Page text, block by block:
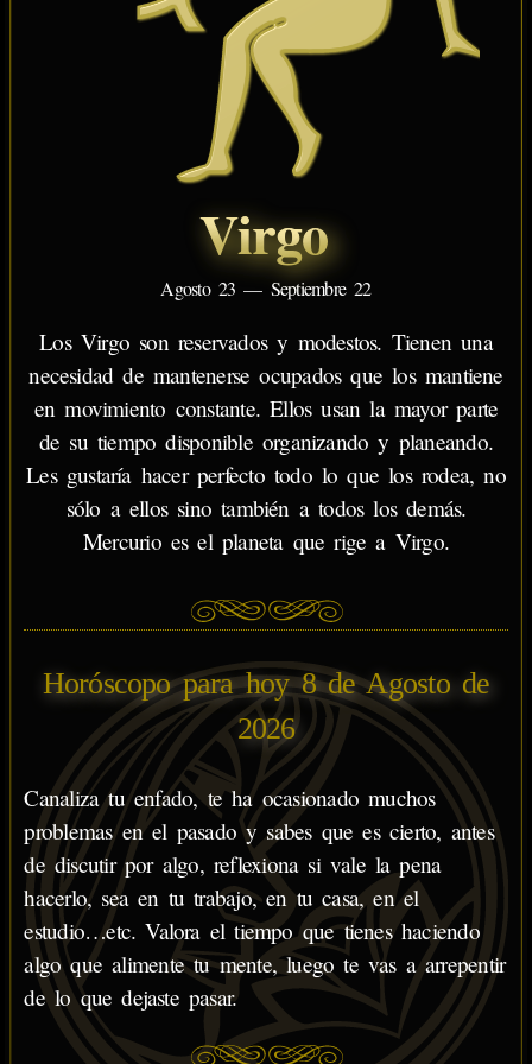
Virgo
Agosto 23 — Septiembre 22
Los Virgo son reservados y modestos. Tienen una
necesidad de mantenerse ocupados que los mantiene
en movimiento constante. Ellos usan la mayor parte
de su tiempo disponible organizando y planeando.
Les gustaría hacer perfecto todo lo que los rodea, no
sólo a ellos sino también a todos los demás.
Mercurio es el planeta que rige a Virgo.
Horóscopo para hoy 8 de Agosto de
2026
Canaliza tu enfado, te ha ocasionado muchos
problemas en el pasado y sabes que es cierto, antes
de discutir por algo, reflexiona si vale la pena
hacerlo, sea en tu trabajo, en tu casa, en el
estudio…etc. Valora el tiempo que tienes haciendo
algo que alimente tu mente, luego te vas a arrepentir
de lo que dejaste pasar.